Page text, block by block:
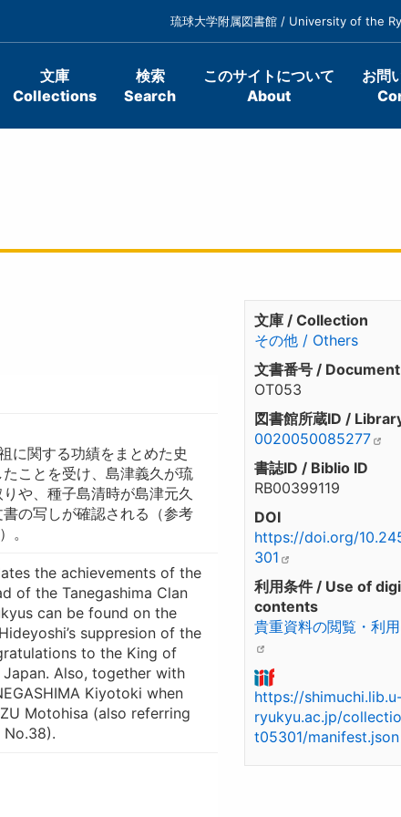
琉球大学附属図書館 / University of the
文庫
Collections
検索
Search
このサイトについて
About
お問
。
に関する功績をまとめた史
ことを受け、島津義久が琉
や、種子島清時が島津元久
の写しが確認される（参考
。
the achievements of the
of the Tanegashima Clan
can be found on the
suppresion of the
to the King of
Also, together with
Kiyotoki when
Motohisa (also referring
No.38).
文庫 / Collection
その他 / Others
文書番号 /
OT053
図書館所蔵ID /
0020050085277
書誌ID / Biblio ID
RB00399119
DOI
https://doi.org/
301
利用条件 / Use of
contents
貴重資料の閲覧・利
https://
ryukyu.ac.jp/
t05301/manifest.json